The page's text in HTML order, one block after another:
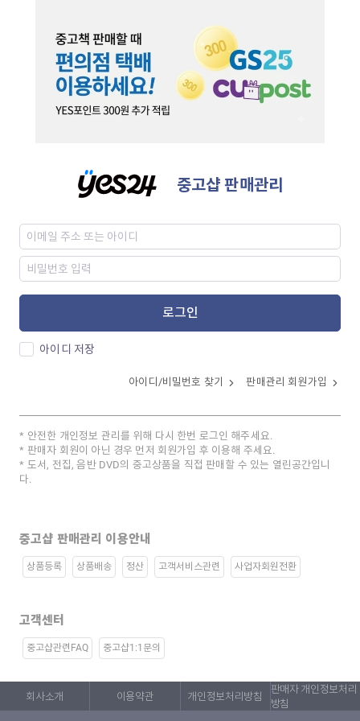
중고샵 판매관리
로그인
아이디 저장
아이디/비밀번호 찾기 판매관리 회원가입
안전한 개인정보 관리를 위해 다시 한번 로그인 해주세요.
판매자 회원이 아닌 경우 먼저 회원가입 후 이용해 주세요.
도서, 전집, 음반 DVD의 중고상품을 직접 판매할 수 있는 열린공간입니
다.
중고샵 판매관리 이용안내
상품등록 상품배송 정산 고객서비스관련 사업자회원전환
고객센터
중고샵관련FAQ 중고샵1:1문의
회사소개 이용약관 개인정보처리방침
판매자 개인정보처리
방침